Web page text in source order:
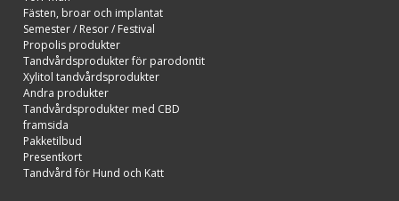
Fästen, broar och implantat
Semester / Resor / Festival
Propolis produkter
Tandvårdsprodukter för parodontit
Xylitol tandvårdsprodukter
Andra produkter
Tandvårdsprodukter med CBD
framsida
Pakketilbud
Presentkort
Tandvård för Hund och Katt